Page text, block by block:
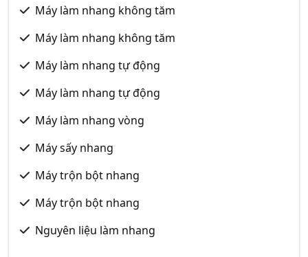
Máy làm nhang không tăm
Máy làm nhang không tăm
Máy làm nhang tự động
Máy làm nhang tự động
Máy làm nhang vòng
Máy sấy nhang
Máy trộn bột nhang
Máy trộn bột nhang
Nguyên liệu làm nhang